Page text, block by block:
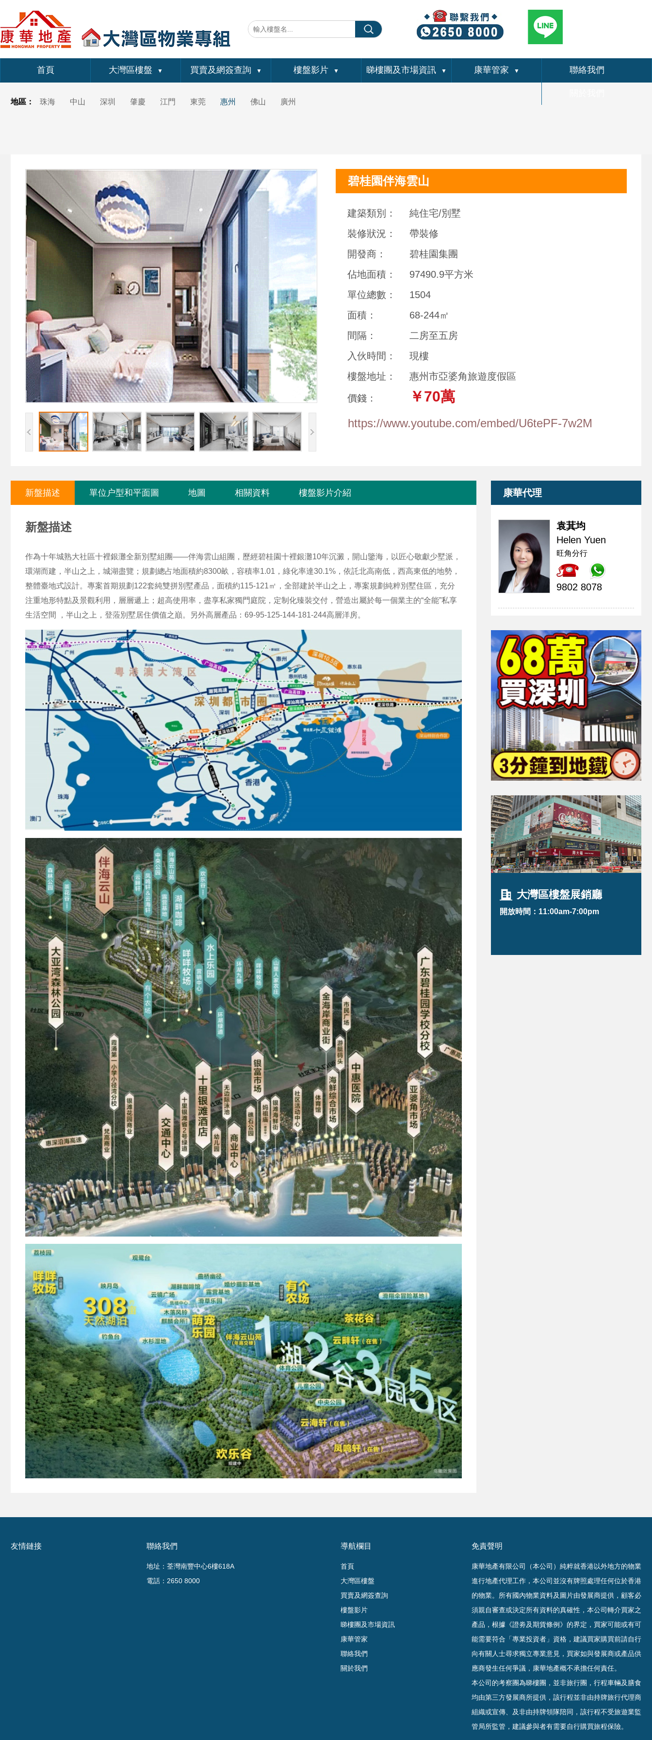
首頁 大灣區樓盤 ▼ 買賣及網簽查詢 ▼ 樓盤影片 ▼ 睇樓團及市場資訊 ▼ 康華管家 ▼ 聯絡我們
地區： 珠海 中山 深圳 肇慶 江門 東莞 惠州 佛山 廣州
碧桂園伴海雲山
建築類別：
純住宅/別墅
裝修狀況：
帶裝修
開發商：
碧桂園集團
佔地面積：
97490.9平方米
單位總數：
1504
面積：
68-244㎡
間隔：
二房至五房
入伙時間：
現樓
樓盤地址：
惠州市亞婆角旅遊度假區
價錢： ￥70萬
https://www.youtube.com/embed/U6tePF-7w2M
新盤描述 單位户型和平面圖 地圖 相關資料 樓盤影片介紹
新盤描述
作為十年城熟大社區十裡銀灘全新別墅組團——伴海雲山組團，歷經碧桂園十裡銀灘10年沉澱，開山鑒海，以匠心敬獻少墅派，
環湖而建，半山之上，城湖盡覽；規劃總占地面積約8300畝，容積率1.01，綠化率達30.1%，依託北高南低，西高東低的地勢，
整體臺地式設計。專案首期規劃122套純雙拼別墅產品，面積約115-121㎡，全部建於半山之上，專案規劃純粹別墅住區，充分
注重地形特點及景觀利用，層層遞上；超高使用率，盡享私家獨門庭院，定制化臻裝交付，營造出屬於每一個業主的“全能”私享
生活空間 ，半山之上，登蒞別墅居住價值之巔。另外高層產品：69-95-125-144-181-244高層洋房。
康華代理
袁萁均
Helen Yuen
旺角分行
9802 8078
大灣區樓盤展銷廳
開放時間：11:00am-7:00pm
友情鏈接 聯絡我們
地址：荃灣南豐中心6樓618A
電話：2650 8000
導航欄目
首頁
大灣區樓盤
買賣及網簽查詢
樓盤影片
睇樓團及市場資訊
康華管家
聯絡我們
關於我們
免責聲明
康華地產有限公司（本公司）純粹就香港以外地方的物業
進行地產代理工作，本公司並沒有牌照處理任何位於香港
的物業。 所有國內物業資料及圖片由發展商提供，顧客必
須親自審查或決定所有資料的真確性 ， 本公司轉介買家之
產品，根據《證劵及期貨條例》的界定，買家可能或有可
能需要符合「專業投資者」資格，建議買家購買前請自行
向有關人士尋求獨立專業意見，買家如與發展商或產品供
應商發生任何爭議，康華地產概不承擔任何責任。
本公司的考察團為睇樓團，並非旅行團，行程車輛及膳食
均由第三方發展商所提供，該行程並非由持牌旅行代理商
組織或宣傳、及非由持牌領隊陪同，該行程不受旅遊業監
管局所監管，建議參與者有需要自行購買旅程保險。